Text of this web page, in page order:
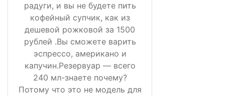
радуги, и вы не будете пить
кофейный супчик, как из
дешевой рожковой за 1500
рублей .Вы сможете варить
эспрессо, американо и
капучин.Резервуар — всего
240 мл-знаете почему?
Потому что это не модель для